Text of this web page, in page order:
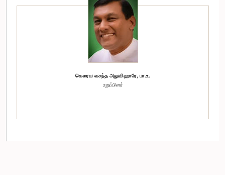
கௌரவ வசந்த அலுவிஹாரே, பா.உ.
உறுப்பினர்